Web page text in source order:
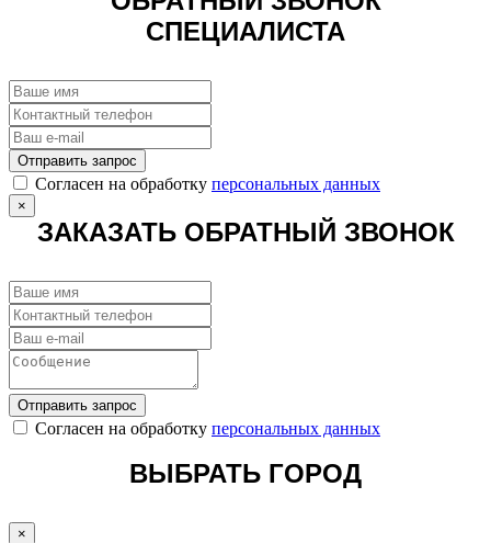
СПЕЦИАЛИСТА
Отправить запрос
Cогласен на обработку персональных данных
×
ЗАКАЗАТЬ ОБРАТНЫЙ ЗВОНОК
Отправить запрос
Cогласен на обработку персональных данных
ВЫБРАТЬ ГОРОД
×